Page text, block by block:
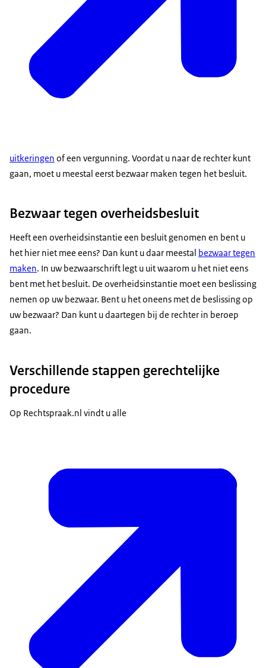
uitkeringen of een vergunning. Voordat u naar de rechter kunt
gaan, moet u meestal eerst bezwaar maken tegen het besluit.
Bezwaar tegen overheidsbesluit
Heeft een overheidsinstantie een besluit genomen en bent u
het hier niet mee eens? Dan kunt u daar meestal bezwaar tegen
maken. In uw bezwaarschrift legt u uit waarom u het niet eens
bent met het besluit. De overheidsinstantie moet een beslissing
nemen op uw bezwaar. Bent u het oneens met de beslissing op
uw bezwaar? Dan kunt u daartegen bij de rechter in beroep
gaan.
Verschillende stappen gerechtelijke
procedure
Op Rechtspraak.nl vindt u alle